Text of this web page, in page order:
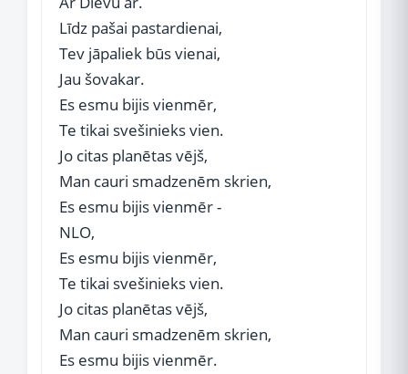
Līdz pašai pastardienai,
Tev jāpaliek būs vienai,
Jau šovakar.
Es esmu bijis vienmēr,
Te tikai svešinieks vien.
Jo citas planētas vējš,
Man cauri smadzenēm skrien,
Es esmu bijis vienmēr -
NLO,
Es esmu bijis vienmēr,
Te tikai svešinieks vien.
Jo citas planētas vējš,
Man cauri smadzenēm skrien,
Es esmu bijis vienmēr.